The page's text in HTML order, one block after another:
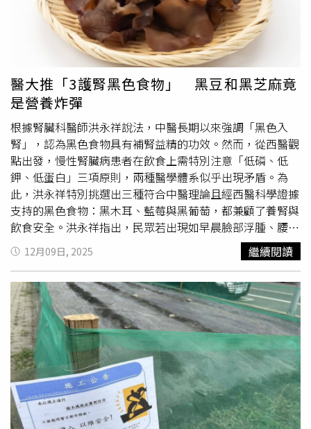
化，將加速貿易夥伴去風險化與供應來源多元化，最終反而
損害中國出口。經濟學人資訊社（Economist Intelligence
Unit）資深經濟學家徐天辰也分析，這類措施本質上屬於國
家安全策略，類似印度2023年稻米出口禁令。但他認為中
國仍會顧及外溢效應，未來可能協調恢復合理出口。「卓創
資訊」的分析師則指出，荷姆茲海峽危機對中國農藥出口整
體影響有限，儘管部分原料價格上升。據悉，伊朗戰爭已使
部分氮肥價格上漲30%至50%，全球尿素價格上升30%至
40%，達每噸約700美元。然而由於中國農化產業因供應鏈
完整與高度自給自足，對外部衝擊具有較強韌性，中國國內
價格仍低於每噸300美元。長期政策規劃使中國不同於其它
依賴石油與天然氣的國家，得以建立以煤為基礎的尿素生產
體系，占產能約80%。StoneX指出，這使中國能維持每年
約500萬噸 尿素出口，供應印度與巴西等農業大國。中國在
農藥原料方面的主導地位，也使其成為德國化學公司「巴斯
夫」（BASF）、美國農業科技跨國企業「科迪華」
（Corteva）與德國製藥及化工跨國集團「拜耳」
（Bayer）等產業巨頭的重要供應商。線上數據視覺化與分
發平台「經濟複雜度觀測站」（Observatory of Economic
Complexity）的數據顯示，2023年中國農藥出口額達104億
美元，主要市場為巴西、澳洲、美國與東南亞國家。此外，
中國生產全球約68%的草甘膦（glyphosate），遠高於拜
耳旗下孟山都（Monsanto）的約29%，以及美國農業化學
品製造和銷售公司「Albaugh」的2%。
等不法情事，確保市場秩序，嚴格把關消費者權益。在產業
面，鄭麗君指示經濟部等部會密切關注國際油價上漲對產業
的外溢效果，例如乙烯、丙烯等石化產業基礎原料，以及中
下游產業，包含化纖、橡膠、汽車零組件及鞋業等製造業的
原料供應可能受到影響，請經濟部掌握產業狀況，適時提供
協助。針對民眾關心的公共運輸，交通部於會中報告指出公
共運輸票價不調整。鄭麗君責成交通部確保我國航商的水域
安全，並密切關注全球貨櫃運價變動，確保進出口貿易不受
衝擊。鄭麗君表示，國內物價方面，3月上旬因蔬果供量充
裕及春節採購需求消退，食物類價格呈現平穩，服務類部分
項目（如計程車資、旅遊團費等）之春節暫時性漲價亦已結
束，雖國際油價因228中東衝突大幅上漲，但在政府啟動專
案緩漲搭配汽柴油雙緩漲機制，並擴大汽柴油貨物稅減徵幅
度下，降低國際油價負面衝擊，主計總處預估第1季CPI仍將
低於1.5％。面對中東情勢不確定性，行政院指出，政府已
經啟動汽柴油雙緩漲及專案緩漲機制，並擴大汽、柴油貨物
稅減徵幅度至50%，以及穩定民生物資及農工原料等多項穩
定物價措施，力求全年 CPI 上漲率控制在 2% 以內。
帶著一股揮之不去的「金屬味」或「苦味」，這也會導致病
患食慾不振。林軒任說明，腸道處理蛋白質食物的過程中，
會產生一種叫「氨」（ammonia）的廢料，有毒且不能直接
亂丟，此時肝臟會將劇毒的氨，打包封裝成比較安全的「
素」（Urea）、「尿素 氮」（BUN），丟進全身血管系
統，準備送去處理，接著血液會流到腎臟，在腎小管中會將
部分的氨轉換成「銨離子」（NH4）排入尿液，再藉著二氧
化碳和水的反應，把酸（H^+）丟出去，順便帶著氨一起變
成尿液排出，也就是大家聞到的「尿味」。林軒任指出，當
腎臟「罷工」或「負荷量太大」時，血液裡的垃圾（氨）沒
辦法全部從尿液排出，就會跑到肺部這扇「氣窗」，穿過薄
薄的肺部屏障，隨著呼吸排出去，這也就是為什麼醫生能從
病人的呼氣中聞到那股特殊的味道，如果慢性腎臟病第四
期，腎絲球過濾率小於30時，初期聞起來會有點尿味。林軒
任表示，患者女兒聽完他的解釋後，轉頭看向父親並握起他
的手，老父親雖然反應慢，似乎感受到女兒語氣轉變，緊繃
的肩膀也放鬆了下來。林軒任也感嘆，對於腎臟病後期的患
者來說，這股「老人味」或「尿騷味」常常讓他們感到自
卑，可能導致不敢開口說話、不敢抱孫子，甚至因為怕被嫌
棄而拒絕社交，變得越來越孤僻，「理解後也能夠不責怪，
與一對緊握的手，是他們在面對疾病時最溫暖、最堅實的依
靠。」
醫大推「3護腎黑色食物」 黑豆和黑芝麻竟
是營養炸彈
根據腎臟科醫師洪永祥說法，中醫長期以來強調「黑色入
腎」，認為黑色食物具有補腎益精的功效。然而，從西醫觀
點出發，慢性腎臟病患者在飲食上需特別注意「低磷、低
鉀、低蛋白」三項原則，兩種醫學體系似乎出現矛盾。為
此，洪永祥特別挑選出三種符合中醫理論且經西醫科學證據
支持的黑色食物：黑木耳、藍莓與黑葡萄，都兼顧了養腎與
飲食安全。洪永祥指出，民眾若出現如早晨臉部浮腫、腰酸
背痛、夜尿頻繁、四肢抽筋或掉髮增多等症狀，應警覺可能
與腎功能退化有關。傳統中醫認為黑色對應五行中的
「水」，與腎臟相符，因此主張攝取黑色食物可補腎。洪永
祥強調，黑豆和黑芝麻雖被視為補腎聖品，實則為高磷、高
鉀的「營養炸彈」。對腎功能正常者有益，對慢性腎病患者
而言則可能增加腎臟負擔。同樣地，紫菜雖富含礦物質，但
作為濃縮型海藻，鉀含量也偏高，且需留意碘攝取。至於烏
骨雞則屬於高蛋白食材，對需限制蛋白質攝入的腎友並不合
適。經由對常見十種黑色食物黑芝麻、黑豆、黑葡萄、黑木
耳、桑葚、紫米、藍莓、紫菜（海苔）、烏骨雞與黑棗進行
成分比對與文獻查證後，洪永祥指出，下列三種食材可望成
12月09日, 2025 繼續閱讀